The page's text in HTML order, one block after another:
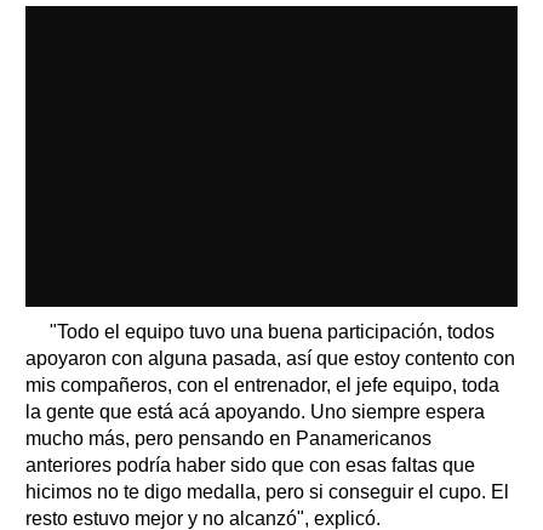
"Todo el equipo tuvo una buena participación, todos
apoyaron con alguna pasada, así que estoy contento con
mis compañeros, con el entrenador, el jefe equipo, toda
la gente que está acá apoyando. Uno siempre espera
mucho más, pero pensando en Panamericanos
anteriores podría haber sido que con esas faltas que
hicimos no te digo medalla, pero si conseguir el cupo. El
resto estuvo mejor y no alcanzó", explicó.